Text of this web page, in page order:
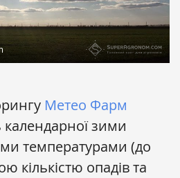
Метео Фарм
зими
температурами (до
кількістю опадів та